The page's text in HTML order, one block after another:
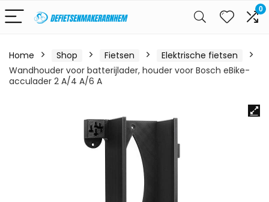
0
Home Shop Fietsen
Elektrische fietsen
Wandhouder voor batterijlader, houder voor Bosch eBike-
acculader 2 A/4 A/6 A